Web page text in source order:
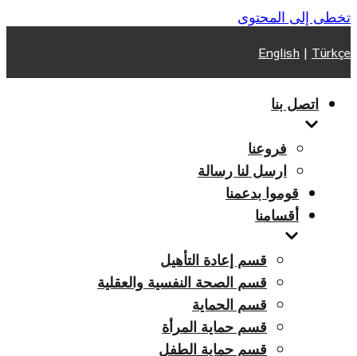
تخطى إلى المحتوى
English | Türkçe
اتصل بنا
فروعنا
ارسل لنا رسالة
قوموا بدعمنا
أقسامنا
قسم إعادة التأهيل
قسم الصحة النفسية والعقلية
قسم الحماية
قسم حماية المرأة
قسم حماية الطفل